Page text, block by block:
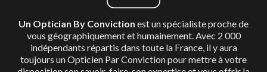
Un Optician By Conviction est un spécialiste proche de
vous géographiquement et humainement. Avec 2 000
indépendants répartis dans toute la France, il y aura
toujours un Opticien Par Conviction pour mettre à votre